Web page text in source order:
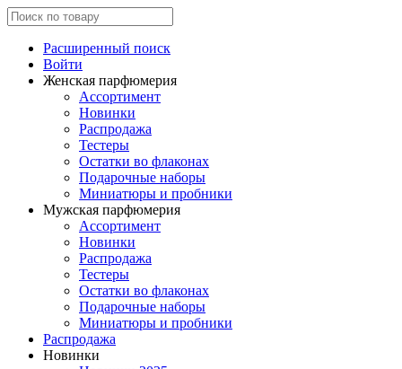
Расширенный поиск
Войти
Женская парфюмерия
Ассортимент
Новинки
Распродажа
Тестеры
Остатки во флаконах
Подарочные наборы
Миниатюры и пробники
Мужская парфюмерия
Ассортимент
Новинки
Распродажа
Тестеры
Остатки во флаконах
Подарочные наборы
Миниатюры и пробники
Распродажа
Новинки